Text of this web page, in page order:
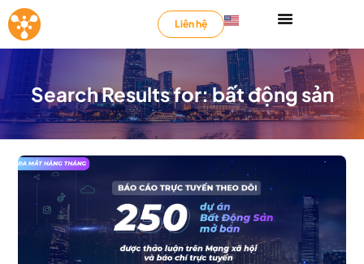
Liên hệ
Search Results for: bất động sản